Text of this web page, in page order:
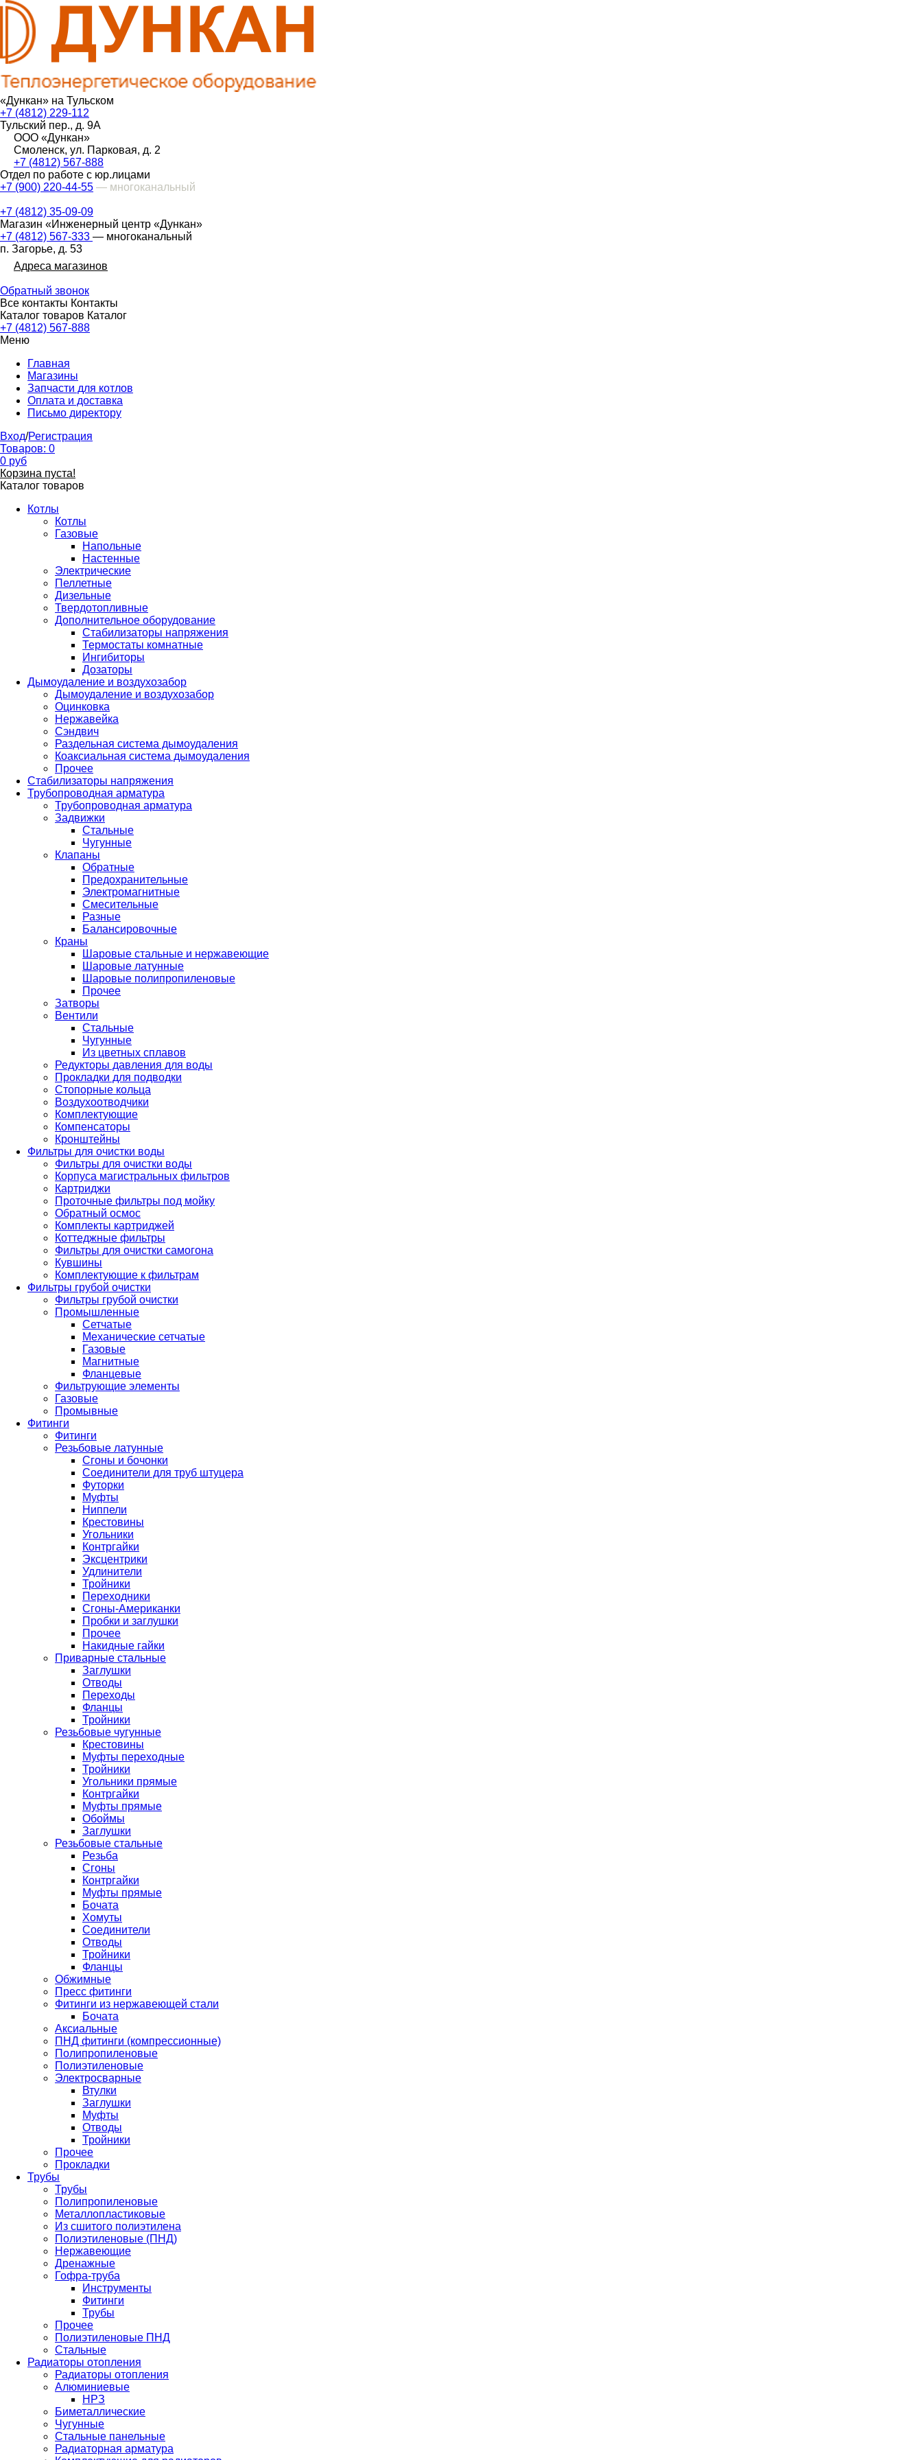
«Дункан» на Тульском
+7 (4812) 229-112
Тульский пер., д. 9А
ООО «Дункан»
Смоленск, ул. Парковая, д. 2
+7 (4812) 567-888
Отдел по работе с юр.лицами
+7 (900) 220-44-55 — многоканальный
+7 (4812) 35-09-09
Магазин «Инженерный центр «Дункан»
+7 (4812) 567-333 — многоканальный
п. Загорье, д. 53
Адреса магазинов
Обратный звонок
Все контакты Контакты
Каталог товаров Каталог
+7 (4812) 567-888
Меню
Главная
Магазины
Запчасти для котлов
Оплата и доставка
Письмо директору
Вход/Регистрация
Товаров: 0
0 руб
Корзина пуста!
Каталог товаров
Котлы
Котлы
Газовые
Напольные
Настенные
Электрические
Пеллетные
Дизельные
Твердотопливные
Дополнительное оборудование
Стабилизаторы напряжения
Термостаты комнатные
Ингибиторы
Дозаторы
Дымоудаление и воздухозабор
Дымоудаление и воздухозабор
Оцинковка
Нержавейка
Сэндвич
Раздельная система дымоудаления
Коаксиальная система дымоудаления
Прочее
Стабилизаторы напряжения
Трубопроводная арматура
Трубопроводная арматура
Задвижки
Стальные
Чугунные
Клапаны
Обратные
Предохранительные
Электромагнитные
Смесительные
Разные
Балансировочные
Краны
Шаровые стальные и нержавеющие
Шаровые латунные
Шаровые полипропиленовые
Прочее
Затворы
Вентили
Стальные
Чугунные
Из цветных сплавов
Редукторы давления для воды
Прокладки для подводки
Стопорные кольца
Воздухоотводчики
Комплектующие
Компенсаторы
Кронштейны
Фильтры для очистки воды
Фильтры для очистки воды
Корпуса магистральных фильтров
Картриджи
Проточные фильтры под мойку
Обратный осмос
Комплекты картриджей
Коттеджные фильтры
Фильтры для очистки самогона
Кувшины
Комплектующие к фильтрам
Фильтры грубой очистки
Фильтры грубой очистки
Промышленные
Сетчатые
Механические сетчатые
Газовые
Магнитные
Фланцевые
Фильтрующие элементы
Газовые
Промывные
Фитинги
Фитинги
Резьбовые латунные
Сгоны и бочонки
Соединители для труб штуцера
Футорки
Муфты
Ниппели
Крестовины
Угольники
Контргайки
Эксцентрики
Удлинители
Тройники
Переходники
Сгоны-Американки
Пробки и заглушки
Прочее
Накидные гайки
Приварные стальные
Заглушки
Отводы
Переходы
Фланцы
Тройники
Резьбовые чугунные
Крестовины
Муфты переходные
Тройники
Угольники прямые
Контргайки
Муфты прямые
Обоймы
Заглушки
Резьбовые стальные
Резьба
Сгоны
Контргайки
Муфты прямые
Бочата
Хомуты
Соединители
Отводы
Тройники
Фланцы
Обжимные
Пресс фитинги
Фитинги из нержавеющей стали
Бочата
Аксиальные
ПНД фитинги (компрессионные)
Полипропиленовые
Полиэтиленовые
Электросварные
Втулки
Заглушки
Муфты
Отводы
Тройники
Прочее
Прокладки
Трубы
Трубы
Полипропиленовые
Металлопластиковые
Из сшитого полиэтилена
Полиэтиленовые (ПНД)
Нержавеющие
Дренажные
Гофра-труба
Инструменты
Фитинги
Трубы
Прочее
Полиэтиленовые ПНД
Стальные
Радиаторы отопления
Радиаторы отопления
Алюминиевые
НРЗ
Биметаллические
Чугунные
Стальные панельные
Радиаторная арматура